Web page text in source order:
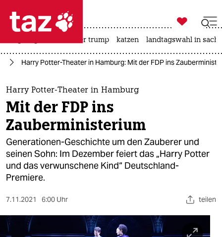
 taz zahl ich
taz zahl ich
themen
politik
öko
gesellschaft
kultur
sport
berlin

taz zahl ich
usa unter trump katzen landtagswahl in
Harry Potter-Theater in Hamburg: Mit der FDP ins
Harry Potter-Theater in Hamburg
Mit der FDP ins
Zauberministerium
Generationen-Geschichte um den Zauberer und
seinen Sohn: Im Dezember feiert das „Harry Potter
und das verwunschene Kind“ Deutschland-
Premiere.
7.11.2021 6:00 Uhr teilen